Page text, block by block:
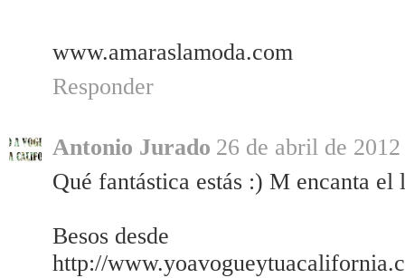
www.amaraslamoda.com
Responder
Antonio Jurado 26 de abril de
Qué fantástica estás :) M encanta el
Besos desde
http://